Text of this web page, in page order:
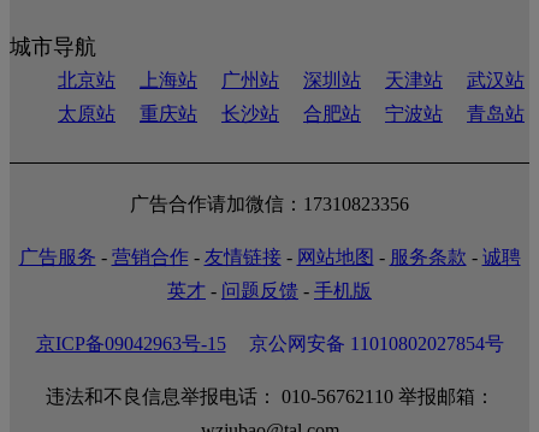
城市导航
北京站 上海站 广州站 深圳站 天津站
武汉站
太原站
重庆站 长沙站 合肥站 宁波站 青岛站
广告合作请加微信：17310823356
广告服务 - 营销合作- 友情链接- 网站地图 - 服务条款 - 诚聘
英才 - 问题反馈 - 手机版
京ICP备09042963号-15 京公网安备 11010802027854号
违法和不良信息举报电话： 010-56762110 举报邮箱：